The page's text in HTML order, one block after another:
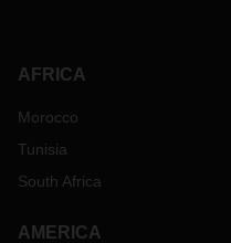
AFRICA
Morocco
Tunisia
South Africa
AMERICA